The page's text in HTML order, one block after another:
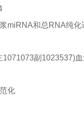
miRNA和总RNA纯化
1071073副1023537)
化